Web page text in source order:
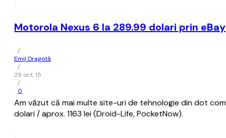
Motorola Nexus 6 la 289.99 dolari prin eBay
/
Emil Dragotă
/
29 oct. 15
/
0
Am văzut că mai multe site-uri de tehnologie din dot
dolari / aprox. 1163 lei (Droid-Life, PocketNow).